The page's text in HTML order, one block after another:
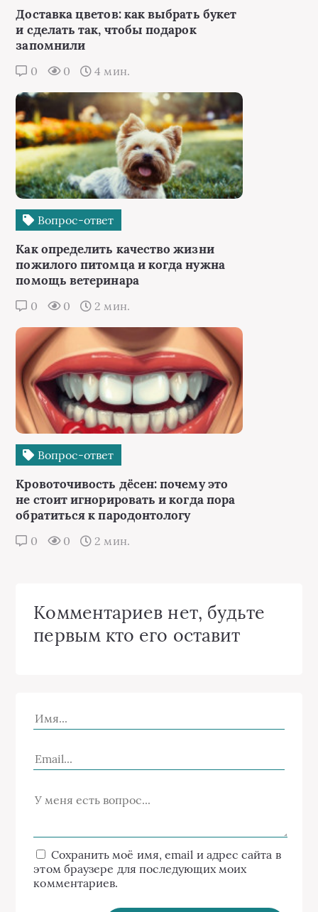
Доставка цветов: как выбрать букет
и сделать так, чтобы подарок
запомнили
0 0 4 мин.
Вопрос-ответ
Как определить качество жизни
пожилого питомца и когда нужна
помощь ветеринара
0 0 2 мин.
Вопрос-ответ
Кровоточивость дёсен: почему это
не стоит игнорировать и когда пора
обратиться к пародонтологу
0 0 2 мин.
Комментариев нет, будьте
первым кто его оставит
Сохранить моё имя, email и адрес сайта в
этом браузере для последующих моих
комментариев.